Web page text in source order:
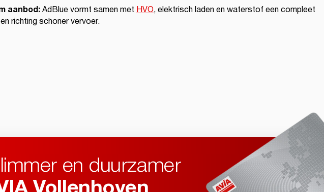
aanbod:AdBlue vormt samen met HVO, elektrisch laden en waterstof een compleet
richting schoner vervoer.
en duurzamer